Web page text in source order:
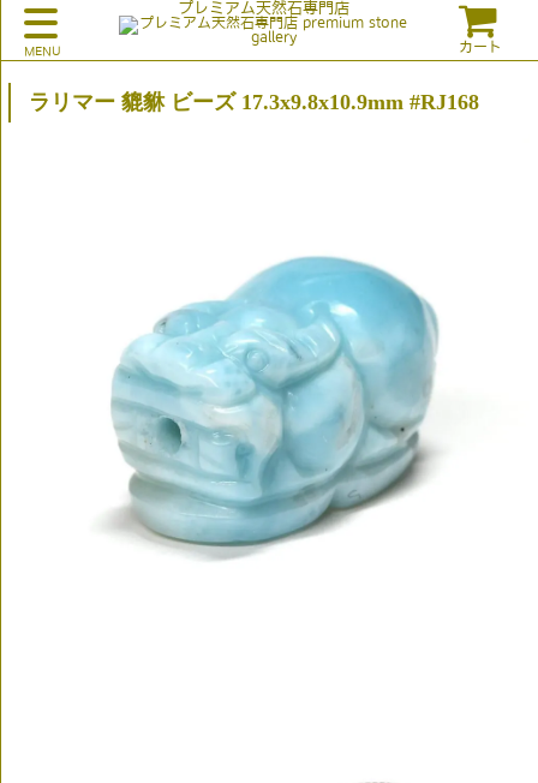
プレミアム天然石専門店
カート
ラリマー 貔貅 ビーズ 17.3x9.8x10.9mm #RJ168